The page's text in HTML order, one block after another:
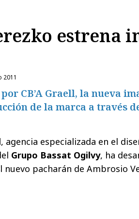
estrena
2011
CB’A Graell, la nueva
de la marca a través
, agencia especializada en el
Grupo Bassat Ogilvy, ha
nuevo pacharán de Ambrosio